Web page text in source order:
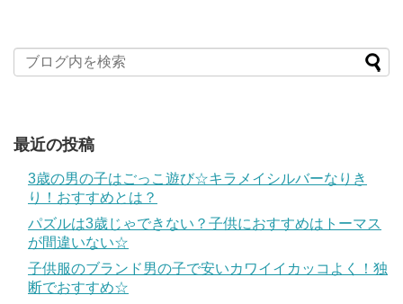
最近の投稿
3歳の男の子はごっこ遊び☆キラメイシルバーなりき
り！おすすめとは？
パズルは3歳じゃできない？子供におすすめはトーマス
が間違いない☆
子供服のブランド男の子で安いカワイイカッコよく！独
断でおすすめ☆